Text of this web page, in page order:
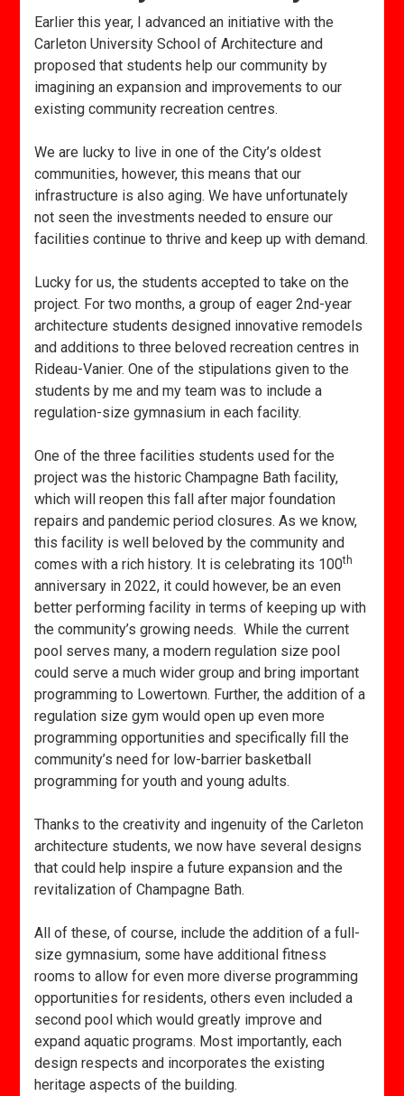
Earlier this year, I advanced an initiative with the
Carleton University School of Architecture and
proposed that students help our community by
imagining an expansion and improvements to our
existing community recreation centres.
We are lucky to live in one of the City’s oldest
communities, however, this means that our
infrastructure is also aging. We have unfortunately
not seen the investments needed to ensure our
facilities continue to thrive and keep up with demand.
Lucky for us, the students accepted to take on the
project. For two months, a group of eager 2nd-year
architecture students designed innovative remodels
and additions to three beloved recreation centres in
Rideau-Vanier. One of the stipulations given to the
students by me and my team was to include a
regulation-size gymnasium in each facility.
One of the three facilities students used for the
project was the historic Champagne Bath facility,
which will reopen this fall after major foundation
repairs and pandemic period closures. As we know,
this facility is well beloved by the community and
comes with a rich history. It is celebrating its 100th
anniversary in 2022, it could however, be an even
better performing facility in terms of keeping up with
the community’s growing needs. While the current
pool serves many, a modern regulation size pool
could serve a much wider group and bring important
programming to Lowertown. Further, the addition of a
regulation size gym would open up even more
programming opportunities and specifically fill the
community’s need for low-barrier basketball
programming for youth and young adults.
Thanks to the creativity and ingenuity of the Carleton
architecture students, we now have several designs
that could help inspire a future expansion and the
revitalization of Champagne Bath.
All of these, of course, include the addition of a full-
size gymnasium, some have additional fitness
rooms to allow for even more diverse programming
opportunities for residents, others even included a
second pool which would greatly improve and
expand aquatic programs. Most importantly, each
design respects and incorporates the existing
heritage aspects of the building.